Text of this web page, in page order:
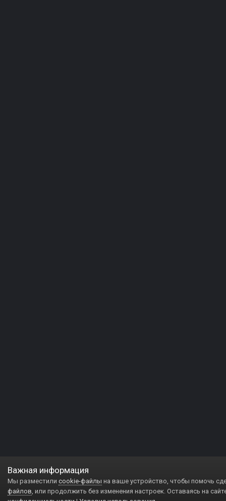
Важная информация
Мы разместили cookie-файлы на ваше устройство, чтобы помочь
файлов, или продолжить без изменения настроек. Оставаясь на